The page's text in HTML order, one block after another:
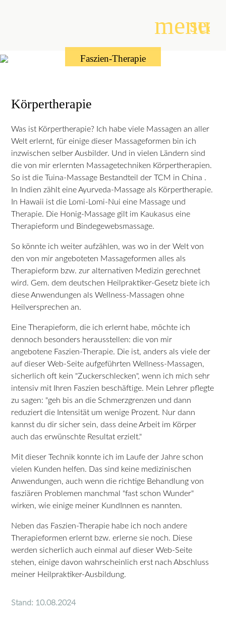
menu
Faszien-Therapie
Körpertherapie
Was ist Körpertherapie? Ich habe viele Massagen an aller
Welt erlernt, für einige dieser Massageformen bin ich
inzwischen selber Ausbilder. Und in vielen Ländern sind
die von mir erlernten Massagetechniken Körpertherapien.
So ist die Tuina-Massage Bestandteil der TCM in China .
In Indien zählt eine Ayurveda-Massage als Körpertherapie.
In Hawaii ist die Lomi-Lomi-Nui eine Massage und
Therapie. Die Honig-Massage gilt im Kaukasus eine
Therapieform und Bindegewebsmassage.
So könnte ich weiter aufzählen, was wo in der Welt von
den von mir angeboteten Massageformen alles als
Therapieform bzw. zur alternativen Medizin gerechnet
wird. Gem. dem deutschen Heilpraktiker-Gesetz biete ich
diese Anwendungen als Wellness-Massagen ohne
Heilversprechen an.
Eine Therapieform, die ich erlernt habe, möchte ich
dennoch besonders herausstellen: die von mir
angebotene Faszien-Therapie. Die ist, anders als viele der
auf dieser Web-Seite aufgeführten Wellness-Massagen,
sicherlich oft kein "Zuckerschlecken", wenn ich mich sehr
intensiv mit Ihren Faszien beschäftige. Mein Lehrer pflegte
zu sagen: "geh bis an die Schmerzgrenzen und dann
reduziert die Intensität um wenige Prozent. Nur dann
kannst du dir sicher sein, dass deine Arbeit im Körper
auch das erwünschte Resultat erzielt."
Mit dieser Technik konnte ich im Laufe der Jahre schon
vielen Kunden helfen. Das sind keine medizinischen
Anwendungen, auch wenn die richtige Behandlung von
fasziären Problemen manchmal "fast schon Wunder"
wirken, wie einige meiner KundInnen es nannten.
Neben das Faszien-Therapie habe ich noch andere
Therapieformen erlernt bzw. erlerne sie noch. Diese
werden sicherlich auch einmal auf dieser Web-Seite
stehen, einige davon wahrscheinlich erst nach Abschluss
meiner Heilpraktiker-Ausbildung.
Stand: 10.08.2024